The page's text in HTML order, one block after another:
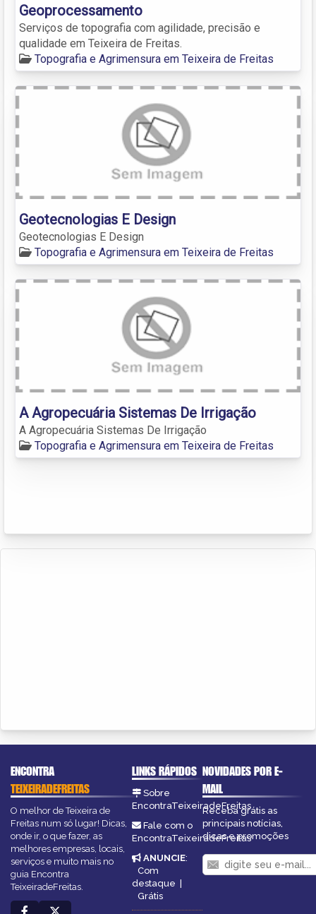
Geoprocessamento
Serviços de topografia com agilidade, precisão e
qualidade em Teixeira de Freitas.
Topografia e Agrimensura em Teixeira de Freitas
Geotecnologias E Design
Geotecnologias E Design
Topografia e Agrimensura em Teixeira de Freitas
A Agropecuária Sistemas De Irrigação
A Agropecuária Sistemas De Irrigação
Topografia e Agrimensura em Teixeira de Freitas
ENCONTRA
TEIXEIRADEFREITAS
O melhor de Teixeira de
Freitas num só lugar! Dicas,
onde ir, o que fazer, as
melhores empresas, locais,
serviços e muito mais no
guia Encontra
TeixeiradeFreitas.
LINKS RÁPIDOS
Sobre
EncontraTeixeiradeFreitas
Fale com o
EncontraTeixeiradeFreitas
ANUNCIE:
Com
destaque |
Grátis
NOVIDADES POR E-
MAIL
Receba grátis as
principais notícias,
dicas e promoções